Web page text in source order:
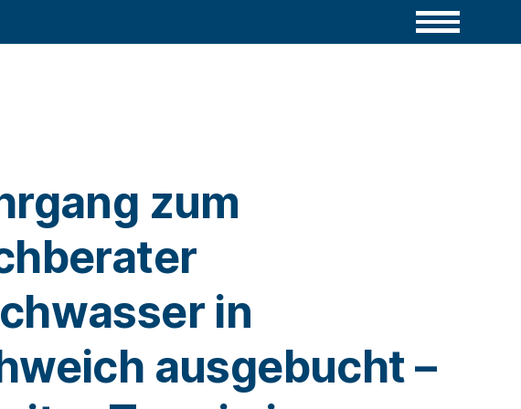
zum
in
ausgebucht –